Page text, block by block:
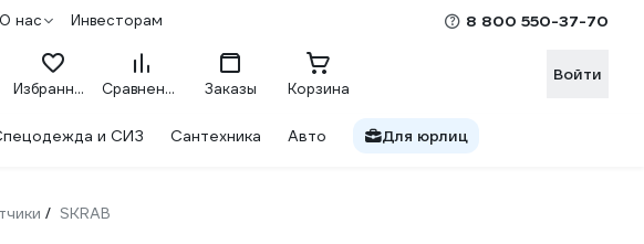
О нас Инвесторам 8 800 550-37-70
Избранное Сравнение Заказы Корзина
Войти
и СИЗ Сантехника Авто Для юрлиц
/ SKRAB